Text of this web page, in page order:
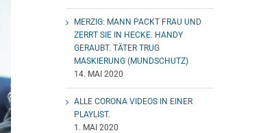
MERZIG: MANN PACKT FRAU UND
ZERRT SIE IN HECKE. HANDY
GERAUBT. TÄTER TRUG
MASKIERUNG (MUNDSCHUTZ)
14. MAI 2020
ALLE CORONA VIDEOS IN EINER
PLAYLIST.
1. MAI 2020